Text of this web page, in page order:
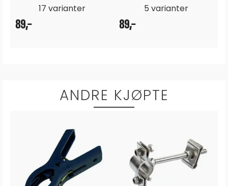
17 varianter
89,-
5 varianter
89,-
ANDRE KJØPTE